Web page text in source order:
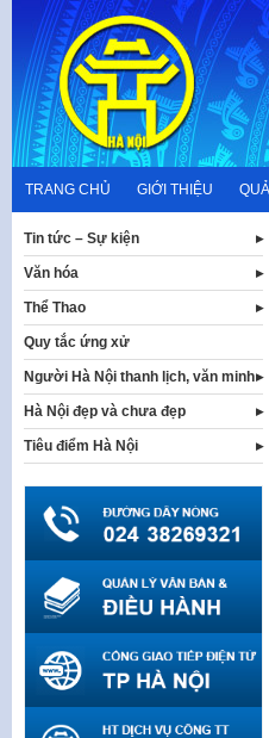
content
TRANG CHỦ GIỚI THIỆU
Tin tức – Sự kiện
Văn hóa
Thể Thao
Quy tắc ứng xử
Người Hà Nội thanh lịch, văn minh
Hà Nội đẹp và chưa đẹp
Tiêu điểm Hà Nội